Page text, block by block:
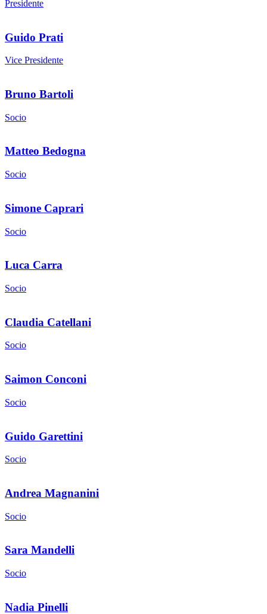
Presidente
Guido Prati
Vice Presidente
Bruno Bartoli
Socio
Matteo Bedogna
Socio
Simone Caprari
Socio
Luca Carra
Socio
Claudia Catellani
Socio
Saimon Conconi
Socio
Guido Garettini
Socio
Andrea Magnanini
Socio
Sara Mandelli
Socio
Nadia Pinelli